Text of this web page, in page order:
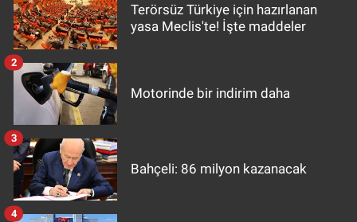
Terörsüz Türkiye için hazırlanan
yasa Meclis'te! İşte maddeler
Motorinde bir indirim daha
2
Bahçeli: 86 milyon kazanacak
3
4